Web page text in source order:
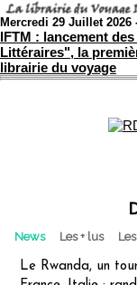
Mercredi 29 Juillet 2026
IFTM : lancement
Littéraires", la
librairie du voyage
News Les + lus
Le Rwanda, un